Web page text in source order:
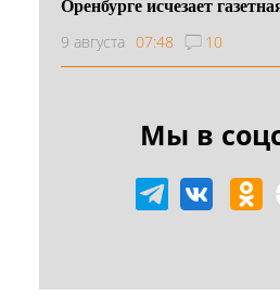
9 августа 07:48 10
Мы в